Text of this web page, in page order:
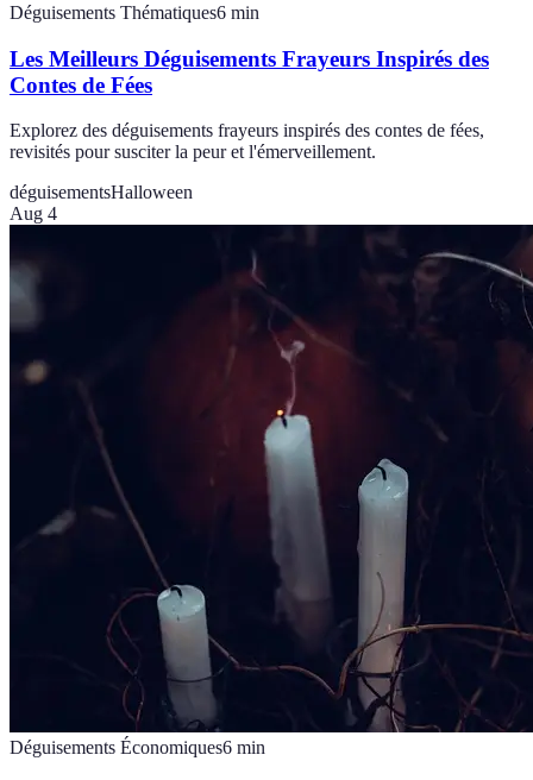
Déguisements Thématiques6 min
Les Meilleurs Déguisements Frayeurs Inspirés des
Contes de Fées
Explorez des déguisements frayeurs inspirés des contes de fées,
revisités pour susciter la peur et l'émerveillement.
déguisementsHalloween
Aug 4
Déguisements Économiques6 min